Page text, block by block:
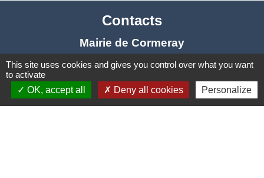
Contacts
Mairie de Cormeray
1, RUE DE LA BUISSONNIERE
+33 2 54 44 26 19
This site uses cookies and gives you control over what you want
to activate
OK, accept all
Deny all cookies Personalize